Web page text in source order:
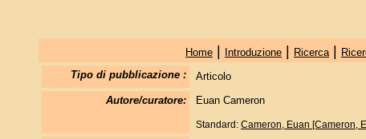
Home| Introduzione| Ricerca|
Tipo di pubblicazione :
Articolo
Autore/curatore:
Euan Cameron
Standard: Cameron, Euan [Cameron,